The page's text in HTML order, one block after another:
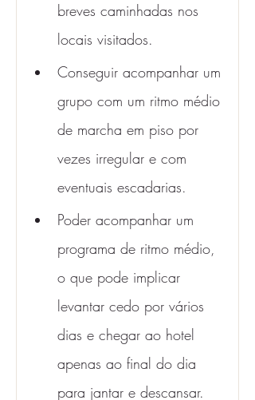
breves caminhadas nos
locais visitados.
Conseguir acompanhar um
grupo com um ritmo médio
de marcha em piso por
vezes irregular e com
eventuais escadarias.
Poder acompanhar um
programa de ritmo médio,
o que pode implicar
levantar cedo por vários
dias e chegar ao hotel
apenas ao final do dia
para jantar e descansar.